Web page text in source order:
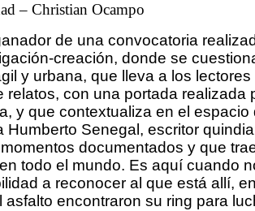
– Christian Ocampo
de una convocatoria
creación, donde se
y urbana, que lleva a los
relatos, con una portada
y que contextualiza en el
Humberto Senegal, escritor
documentados y que
todo el mundo. Es aquí cuando
a reconocer al que está allí,
encontraron su ring para